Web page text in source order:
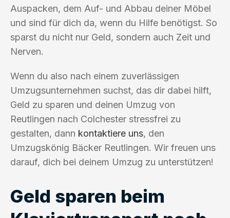
Auspacken, dem Auf- und Abbau deiner Möbel
und sind für dich da, wenn du Hilfe benötigst. So
sparst du nicht nur Geld, sondern auch Zeit und
Nerven.
Wenn du also nach einem zuverlässigen
Umzugsunternehmen suchst, das dir dabei hilft,
Geld zu sparen und deinen Umzug von
Reutlingen nach Colchester stressfrei zu
gestalten, dann kontaktiere uns, den
Umzugskönig Bäcker Reutlingen. Wir freuen uns
darauf, dich bei deinem Umzug zu unterstützen!
Geld sparen beim